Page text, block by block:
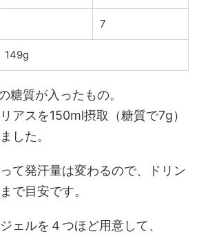
7
149g
糖質が入ったもの。
アスを150ml摂取（糖質で7g）
した。
て発汗量は変わるので、ドリン
で目安です。
ェルを４つほど用意して、